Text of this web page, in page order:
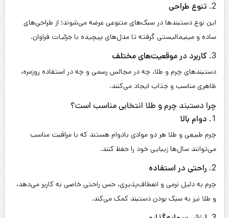
2. تنوع طراحی
این نوع دستبندها در سبک‌های متنوعی عرضه می‌شوند؛ از طراحی‌های
ساده و مینیمالیستی گرفته تا مدل‌های پیچیده با جزئیات فراوان.
3. کاربرد در موقعیت‌های مختلف
دستبندهای چرم و طلا، چه در مجالس رسمی و چه در استفاده روزمره،
ظاهری مناسب و جذاب ایجاد می‌کنند.
چرا دستبند چرم و طلا انتخابی مناسب است؟
1. دوام بالا
چرم طبیعی و طلا هر دو موادی بادوام هستند که با مراقبت مناسب
می‌توانند سال‌ها زیبایی خود را حفظ کنند.
2. راحتی در استفاده
چرم به دلیل نرمی و انعطاف‌پذیری، حس راحتی خاصی به کاربر می‌دهد،
و طلا نیز به سبک بودن دستبند کمک می‌کند.